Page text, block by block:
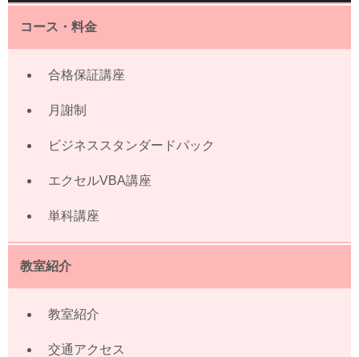
コース・料金
合格保証講座
月謝制
ビジネススタンダードパック
エクセルVBA講座
単科講座
教室紹介
教室紹介
交通アクセス